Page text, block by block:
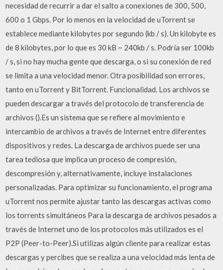
necesidad de recurrir a dar el salto a conexiones de 300, 500,
600 o 1 Gbps. Por lo menos en la velocidad de uTorrent se
establece mediante kilobytes por segundo (kb / s). Un kilobyte es
de 8 kilobytes, por lo que es 30 kB ~ 240kb / s. Podría ser 100kb
/ s, si no hay mucha gente que descarga, o si su conexión de red
se limita a una velocidad menor. Otra posibilidad son errores,
tanto en uTorrent y BitTorrent. Funcionalidad. Los archivos se
pueden descargar a través del protocolo de transferencia de
archivos ().Es un sistema que se refiere al movimiento e
intercambio de archivos a través de Internet entre diferentes
dispositivos y redes. La descarga de archivos puede ser una
tarea tediosa que implica un proceso de compresión,
descompresión y, alternativamente, incluye instalaciones
personalizadas. Para optimizar su funcionamiento, el programa
uTorrent nos permite ajustar tanto las descargas activas como
los torrents simultáneos Para la descarga de archivos pesados a
través de Internet uno de los protocolos más utilizados es el
P2P (Peer-to-Peer).Si utilizas algún cliente para realizar estas
descargas y percibes que se realiza a una velocidad más lenta de